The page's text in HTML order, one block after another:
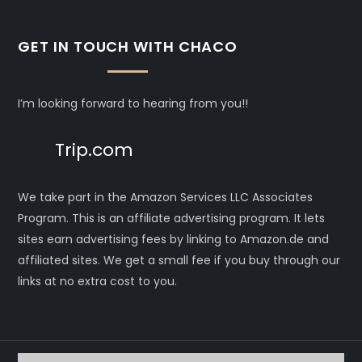
GET IN TOUCH WITH CHACO
I’m looking forward to hearing from you!!
Trip.com
We take part in the Amazon Services LLC Associates
Program. This is an affiliate advertising program. It lets
sites earn advertising fees by linking to Amazon.de and
affiliated sites. We get a small fee if you buy through our
links at no extra cost to you.